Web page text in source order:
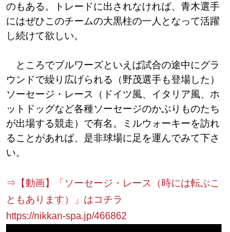
のもある。トレードに出されなければ、青木選手
にはぜひこのチームの大黒柱の一人となって活躍
し続けて欲しい。
ところでブルワーズといえば試合の途中にグラ
ウンドで繰り広げられる（野茂選手も登場した）
ソーセージ・レース（ドイツ風、イタリア風、ホ
ットドッグなど各種ソーセージのかぶりものたち
が出場する競走）で有名。ミルウォーキーを訪れ
ることがあれば、是非球場に足を運んでみて下さ
い。
⇒【動画】「ソーセージ・レース（時には転ぶこ
ともあります）」はコチラ
https://nikkan-spa.jp/466862